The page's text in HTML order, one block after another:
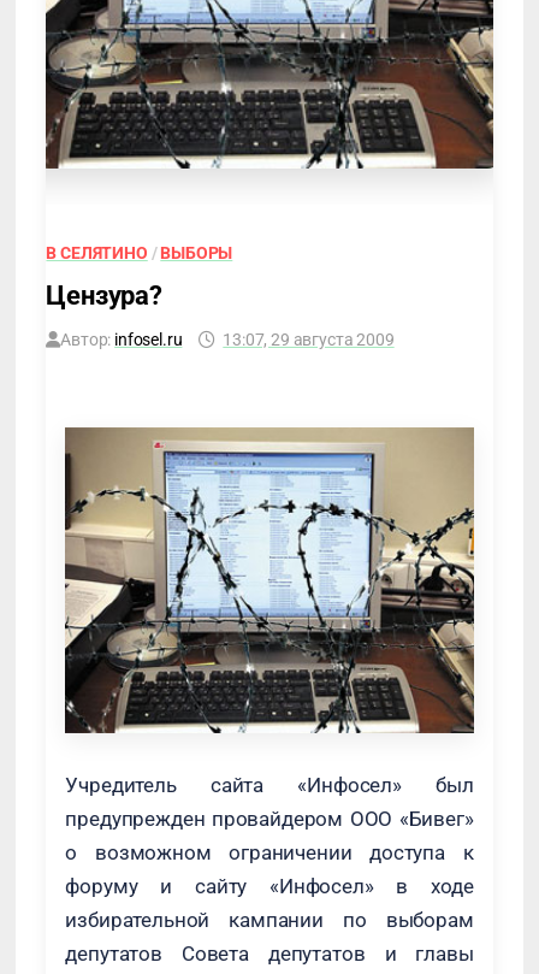
В СЕЛЯТИНО /ВЫБОРЫ
Цензура?
Автор: infosel.ru 13:07, 29 августа 2009
Учредитель сайта «Инфосел» был
предупрежден провайдером ООО «Бивег»
о возможном ограничении доступа к
форуму и сайту «Инфосел» в ходе
избирательной кампании по выборам
депутатов Совета депутатов и главы